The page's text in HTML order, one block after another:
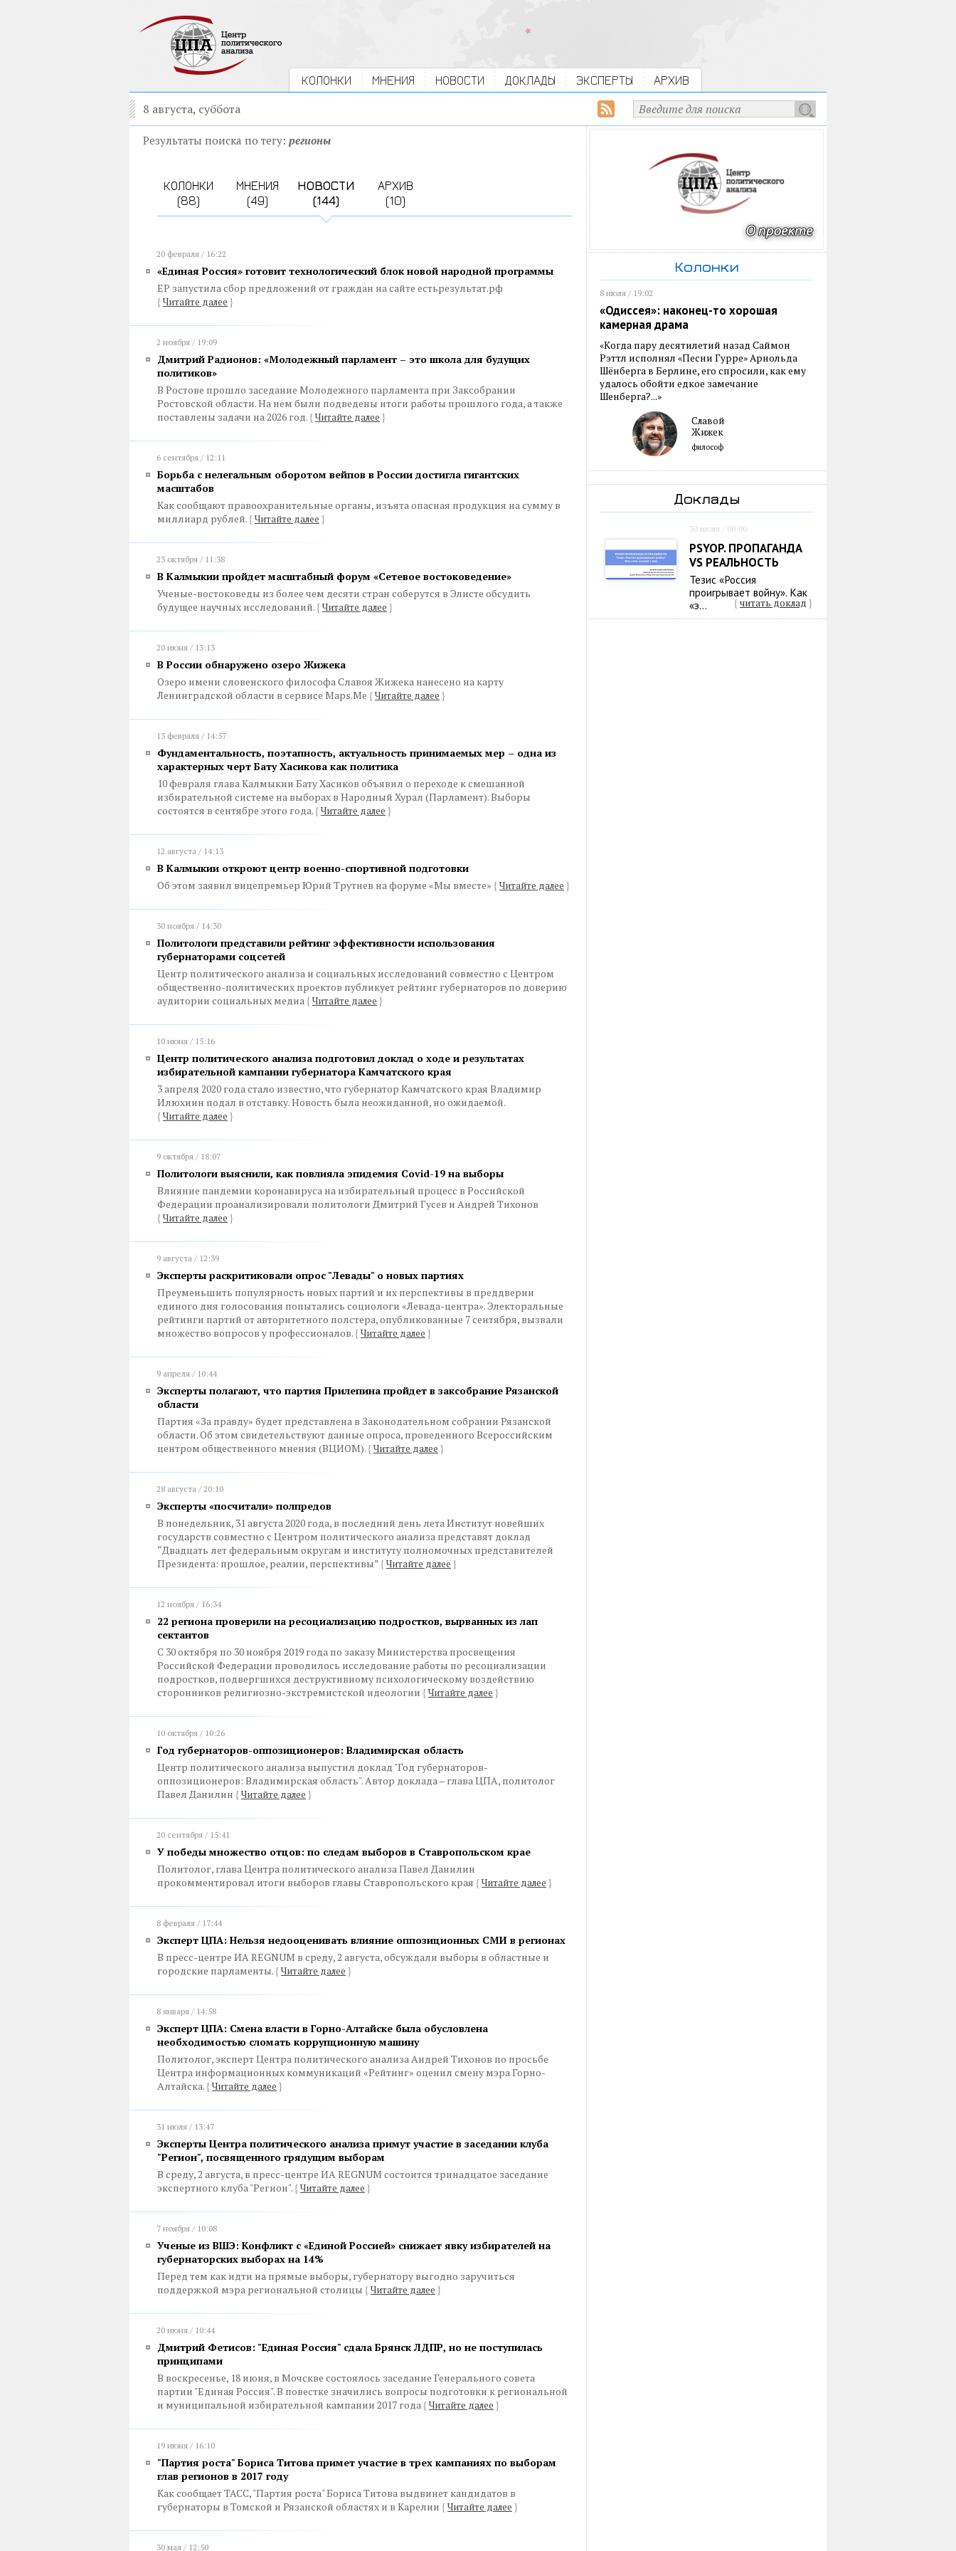
КОЛОНКИ МНЕНИЯ НОВОСТИ ДОКЛАДЫ ЭКСПЕРТЫ АРХИВ
8 августа, суббота
Результаты поиска по тегу: регионы
КОЛОНКИ
(88)
МНЕНИЯ
(49)
НОВОСТИ
(144)
АРХИВ
(10)
20 февраля / 16:22
«Единая Россия» готовит технологический блок новой народной программы
ЕР запустила сбор предложений от граждан на сайте естьрезультат.рф
{ Читайте далее }
2 ноября / 19:09
Дмитрий Радионов: «Молодежный парламент – это школа для будущих
политиков»
В Ростове прошло заседание Молодежного парламента при Заксобрании
Ростовской области. На нем были подведены итоги работы прошлого года, а также
поставлены задачи на 2026 год. { Читайте далее }
6 сентября / 12:11
Борьба с нелегальным оборотом вейпов в России достигла гигантских
масштабов
Как сообщают правоохранительные органы, изъята опасная продукция на сумму в
миллиард рублей. { Читайте далее }
23 октября / 11:38
В Калмыкии пройдет масштабный форум «Сетевое востоковедение»
Ученые-востоковеды из более чем десяти стран соберутся в Элисте обсудить
будущее научных исследований. { Читайте далее }
20 июня / 13:13
В России обнаружено озеро Жижека
Озеро имени словенского философа Славоя Жижека нанесено на карту
Ленинградской области в сервисе Maps.Me { Читайте далее }
13 февраля / 14:57
Фундаментальность, поэтапность, актуальность принимаемых мер – одна из
характерных черт Бату Хасикова как политика
10 февраля глава Калмыкии Бату Хасиков объявил о переходе к смешанной
избирательной системе на выборах в Народный Хурал (Парламент). Выборы
состоятся в сентябре этого года. { Читайте далее }
12 августа / 14:13
В Калмыкии откроют центр военно-спортивной подготовки
Об этом заявил вицепремьер Юрий Трутнев на форуме «Мы вместе» { Читайте далее }
30 ноября / 14:30
Политологи представили рейтинг эффективности использования
губернаторами соцсетей
Центр политического анализа и социальных исследований совместно с Центром
общественно-политических проектов публикует рейтинг губернаторов по доверию
аудитории социальных медиа { Читайте далее }
10 июня / 15:16
Центр политического анализа подготовил доклад о ходе и результатах
избирательной кампании губернатора Камчатского края
3 апреля 2020 года стало известно, что губернатор Камчатского края Владимир
Илюхиин подал в отставку. Новость была неожиданной, но ожидаемой.
{ Читайте далее }
9 октября / 18:07
Политологи выяснили, как повлияла эпидемия Covid-19 на выборы
Влияние пандемии коронавируса на избирательный процесс в Российской
Федерации проанализировали политологи Дмитрий Гусев и Андрей Тихонов
{ Читайте далее }
9 августа / 12:39
Эксперты раскритиковали опрос "Левады" о новых партиях
Преуменьшить популярность новых партий и их перспективы в преддверии
единого дня голосования попытались социологи «Левада-центра». Электоральные
рейтинги партий от авторитетного полстера, опубликованные 7 сентября, вызвали
множество вопросов у профессионалов. { Читайте далее }
9 апреля / 10:44
Эксперты полагают, что партия Прилепина пройдет в заксобрание Рязанской
области
Партия «За правду» будет представлена в Законодательном собрании Рязанской
области. Об этом свидетельствуют данные опроса, проведенного Всероссийским
центром общественного мнения (ВЦИОМ). { Читайте далее }
28 августа / 20:10
Эксперты «посчитали» полпредов
В понедельник, 31 августа 2020 года, в последний день лета Институт новейших
государств совместно с Центром политического анализа представят доклад
“Двадцать лет федеральным округам и институту полномочных представителей
Президента: прошлое, реалии, перспективы” { Читайте далее }
12 ноября / 16:34
22 региона проверили на ресоциализацию подростков, вырванных из лап
сектантов
С 30 октября по 30 ноября 2019 года по заказу Министерства просвещения
Российской Федерации проводилось исследование работы по ресоциализации
подростков, подвергшихся деструктивному психологическому воздействию
сторонников религиозно-экстремистской идеологии { Читайте далее }
10 октября / 10:26
Год губернаторов-оппозиционеров: Владимирская область
Центр политического анализа выпустил доклад "Год губернаторов-
оппозиционеров: Владимирская область". Автор доклада – глава ЦПА, политолог
Павел Данилин { Читайте далее }
20 сентября / 15:41
У победы множество отцов: по следам выборов в Ставропольском крае
Политолог, глава Центра политического анализа Павел Данилин
прокомментировал итоги выборов главы Ставропольского края { Читайте далее }
8 февраля / 17:44
Эксперт ЦПА: Нельзя недооценивать влияние оппозиционных СМИ в регионах
В пресс-центре ИА REGNUM в среду, 2 августа, обсуждали выборы в областные и
городские парламенты. { Читайте далее }
8 января / 14:58
Эксперт ЦПА: Смена власти в Горно-Алтайске была обусловлена
необходимостью сломать коррупционную машину
Политолог, эксперт Центра политического анализа Андрей Тихонов по просьбе
Центра информационных коммуникаций «Рейтинг» оценил смену мэра Горно-
Алтайска. { Читайте далее }
31 июля / 13:47
Эксперты Центра политического анализа примут участие в заседании клуба
"Регион", посвященного грядущим выборам
В среду, 2 августа, в пресс-центре ИА REGNUM состоится тринадцатое заседание
экспертного клуба "Регион". { Читайте далее }
7 ноября / 10:08
Ученые из ВШЭ: Конфликт с «Единой Россией» снижает явку избирателей на
губернаторских выборах на 14%
Перед тем как идти на прямые выборы, губернатору выгодно заручиться
поддержкой мэра региональной столицы { Читайте далее }
20 июня / 10:44
Дмитрий Фетисов: "Единая Россия" сдала Брянск ЛДПР, но не поступилась
принципами
В воскресенье, 18 июня, в Мочскве состоялось заседание Генерального совета
партии "Единая Россия". В повестке значились вопросы подготовки к региональной
и муниципальной избирательной кампании 2017 года { Читайте далее }
19 июня / 16:10
"Партия роста" Бориса Титова примет участие в трех кампаниях по выборам
глав регионов в 2017 году
Как сообщает ТАСС, "Партия роста" Бориса Титова выдвинет кандидатов в
губернаторы в Томской и Рязанской областях и в Карелии { Читайте далее }
30 мая / 12:50
Колонки
8 июля / 19:02
«Одиссея»: наконец-то хорошая
камерная драма
«Когда пару десятилетий назад Саймон
Рэттл исполнял «Песни Гурре» Арнольда
Шёнберга в Берлине, его спросили, как ему
удалось обойти едкое замечание
Шенберга?...»
Славой
Жижек
философ
Доклады
30 июля / 00:00
PSYOP. ПРОПАГАНДА
VS РЕАЛЬНОСТЬ
Тезис «Россия
проигрывает войну». Как
«э...
{ читать доклад }